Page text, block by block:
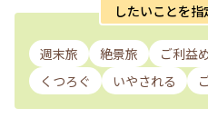
したいことを
週末旅 絶景旅 ご利益
くつろぐ
いやされる